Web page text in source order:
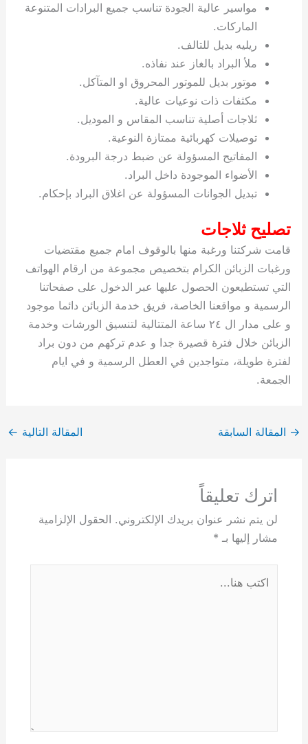
مواسير عالية الجودة تناسب جميع البرادات المتنوعة
الماركات.
ريليه بديل للتالف.
ملأ البراد بالغاز عند نفاذه.
موتور بديل للموتور المحروق او المتآكل.
مكثفات ذات نوعيات عالية.
ثلاجات أصلية تناسب المقاس و الموديل.
توصيلات كهربائية ممتازة النوعية.
المفاتيح المسؤولة عن ضبط درجة البرودة.
الأضواء الموجودة داخل البراد.
تبديل الجوانات المسؤولة عن اغلاق البراد بإحكام.
تصليح ثلاجات
قامت شركتنا ورغبة منها بالوقوف امام جميع مقتضيات
ورغبات الزبائن الكرام بتخصيص مجموعة من ارقام الهواتف
التي تستطيعون الحصول عليها عبر الدخول على صفحاتنا
الرسمية و مواقعنا الخاصة، فريق خدمة الزبائن دائما موجود
و على مدار ال ٢٤ ساعة المتتالية لتنسيق الورشات وخدمة
الزبائن خلال فترة قصيرة جدا و عدم تركهم من دون براد
لفترة طويلة، متواجدين في العطل الرسمية و في ايام
الجمعة.
→ المقالة السابقة المقالة التالية ←
اترك تعليقاً
لن يتم نشر عنوان بريدك الإلكتروني. الحقول الإلزامية
مشار إليها بـ *
هنا...